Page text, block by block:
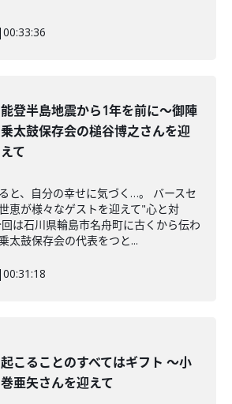
|00:33:36
能登半島地震から1年を前に～御陣
乗太鼓保存会の槌谷博之さんを迎
えて
と、自分の幸せに気づく…。 バースセ
恵が様々なゲストを迎えて"心と対
は石川県輪島市名舟町に古くから伝わ
太鼓保存会の代表をつと...
|00:31:18
起こることのすべてはギフト ～小
巻亜矢さんを迎えて